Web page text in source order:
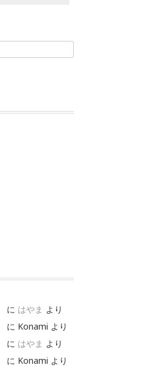
に はやま より
に Konami より
に はやま より
に Konami より